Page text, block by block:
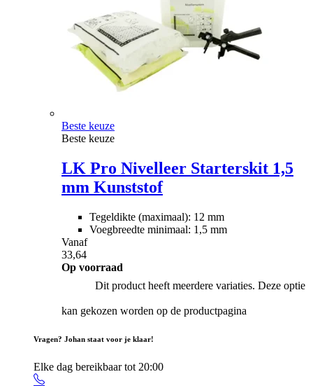
Beste keuze
Beste keuze
LK Pro Nivelleer Starterskit 1,5
mm Kunststof
Tegeldikte (maximaal): 12 mm
Voegbreedte minimaal: 1,5 mm
Vanaf
33,64
Op voorraad
Dit product heeft meerdere variaties. Deze optie
kan gekozen worden op de productpagina
Vragen? Johan staat voor je klaar!
Elke dag bereikbaar tot 20:00